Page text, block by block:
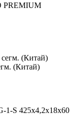
PREMIUM
(Китай)